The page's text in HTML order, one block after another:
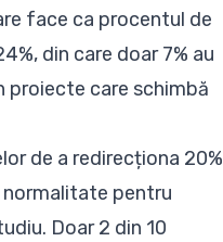
face ca procentul de
din care doar 7% au
proiecte care schimbă
de a redirecționa 20%
pentru
Doar 2 din 10